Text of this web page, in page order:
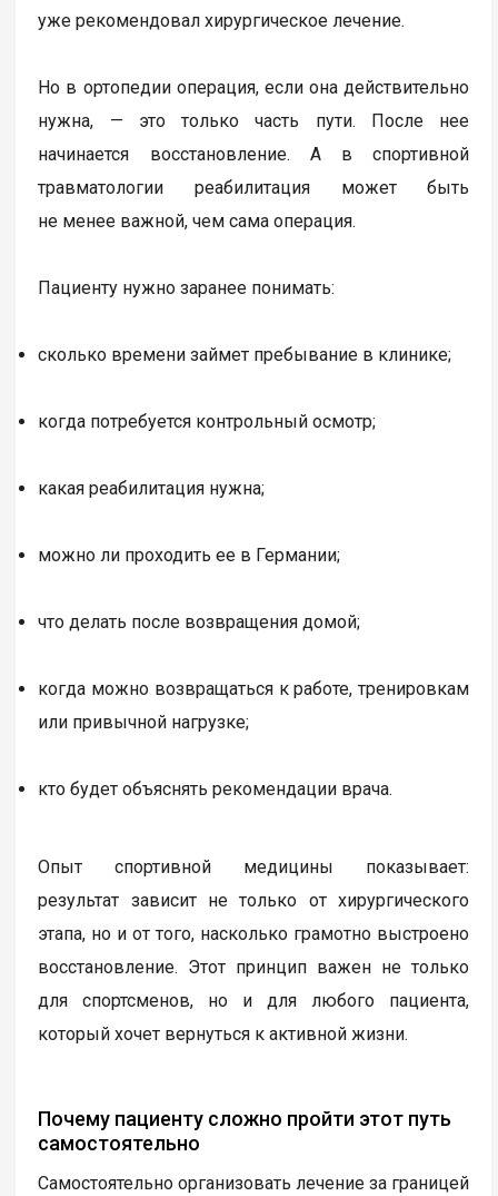
уже рекомендовал хирургическое лечение.
Но в ортопедии операция, если она действительно
нужна, — это только часть пути. После нее
начинается восстановление. А в спортивной
травматологии реабилитация может быть
не менее важной, чем сама операция.
Пациенту нужно заранее понимать:
сколько времени займет пребывание в клинике;
когда потребуется контрольный осмотр;
какая реабилитация нужна;
можно ли проходить ее в Германии;
что делать после возвращения домой;
когда можно возвращаться к работе, тренировкам
или привычной нагрузке;
кто будет объяснять рекомендации врача.
Опыт спортивной медицины показывает:
результат зависит не только от хирургического
этапа, но и от того, насколько грамотно выстроено
восстановление. Этот принцип важен не только
для спортсменов, но и для любого пациента,
который хочет вернуться к активной жизни.
Почему пациенту сложно пройти этот путь
самостоятельно
Самостоятельно организовать лечение за границей